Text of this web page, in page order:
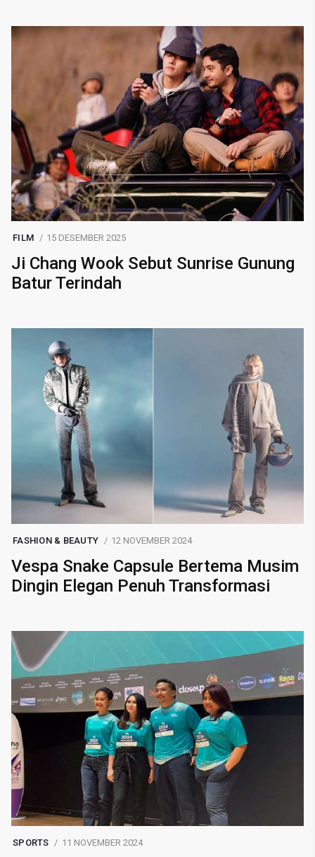
FILM 15 DESEMBER 2025
Ji Chang Wook Sebut Sunrise Gunung
Batur Terindah
FASHION & BEAUTY 12 NOVEMBER 2024
Vespa Snake Capsule Bertema Musim
Dingin Elegan Penuh Transformasi
SPORTS 11 NOVEMBER 2024